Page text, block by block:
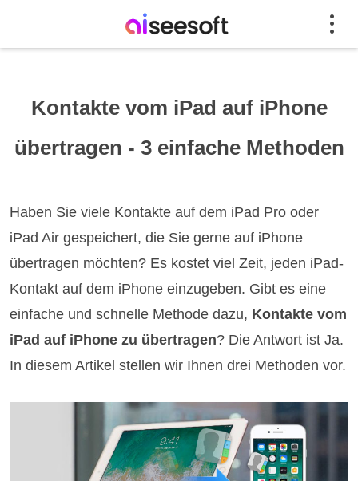
Kontakte vom iPad auf iPhone
übertragen - 3 einfache Methoden
Haben Sie viele Kontakte auf dem iPad Pro oder
iPad Air gespeichert, die Sie gerne auf iPhone
übertragen möchten? Es kostet viel Zeit, jeden iPad-
Kontakt auf dem iPhone einzugeben. Gibt es eine
einfache und schnelle Methode dazu, Kontakte vom
iPad auf iPhone zu übertragen? Die Antwort ist Ja.
In diesem Artikel stellen wir Ihnen drei Methoden vor.